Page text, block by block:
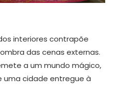
interiores contrapõe
das cenas externas.
a um mundo mágico,
uma cidade entregue à